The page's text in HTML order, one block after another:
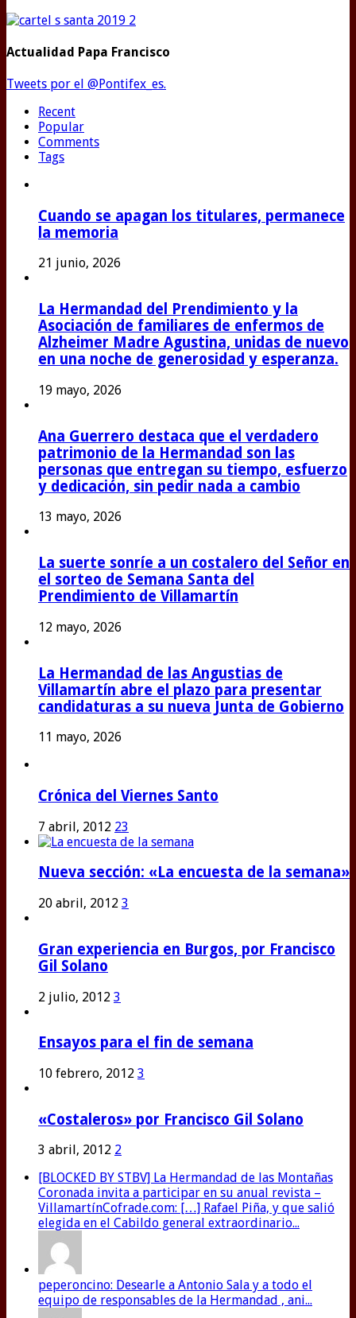
Actualidad Papa Francisco
Tweets por el @Pontifex_es.
Recent
Popular
Comments
Tags
Cuando se apagan los titulares, permanece
la memoria
21 junio, 2026
La Hermandad del Prendimiento y la
Asociación de familiares de enfermos de
Alzheimer Madre Agustina, unidas de nuevo
en una noche de generosidad y esperanza.
19 mayo, 2026
Ana Guerrero destaca que el verdadero
patrimonio de la Hermandad son las
personas que entregan su tiempo, esfuerzo
y dedicación, sin pedir nada a cambio
13 mayo, 2026
La suerte sonríe a un costalero del Señor en
el sorteo de Semana Santa del
Prendimiento de Villamartín
12 mayo, 2026
La Hermandad de las Angustias de
Villamartín abre el plazo para presentar
candidaturas a su nueva Junta de Gobierno
11 mayo, 2026
Crónica del Viernes Santo
7 abril, 2012 23
Nueva sección: «La encuesta de la semana»
20 abril, 2012 3
Gran experiencia en Burgos, por Francisco
Gil Solano
2 julio, 2012 3
Ensayos para el fin de semana
10 febrero, 2012 3
«Costaleros» por Francisco Gil Solano
3 abril, 2012 2
[BLOCKED BY STBV] La Hermandad de las Montañas
Coronada invita a participar en su anual revista –
VillamartínCofrade.com: […] Rafael Piña, y que salió
elegida en el Cabildo general extraordinario...
peperoncino: Desearle a Antonio Sala y a todo el
equipo de responsables de la Hermandad , ani...